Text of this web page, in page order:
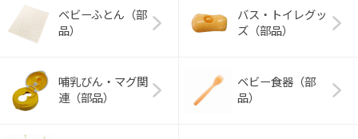
ベビーふとん（部
品）
バス・トイレグッ
ズ（部品）
哺乳びん・マグ関
連（部品）
ベビー食器（部
品）